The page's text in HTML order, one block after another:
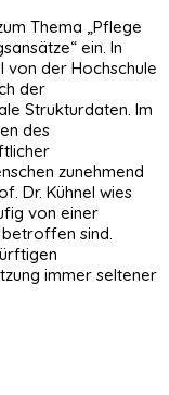
Thema „Pflege
ein. In
von der Hochschule
der
Strukturdaten. Im
des
zunehmend
Dr. Kühnel wies
von einer
sind.
immer seltener